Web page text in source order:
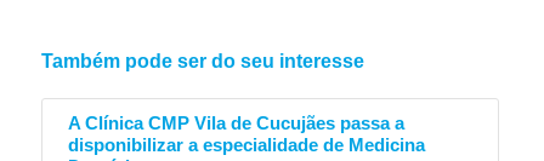
Também pode ser do seu interesse
A Clínica CMP Vila de Cucujães passa a
disponibilizar a especialidade de Medicina